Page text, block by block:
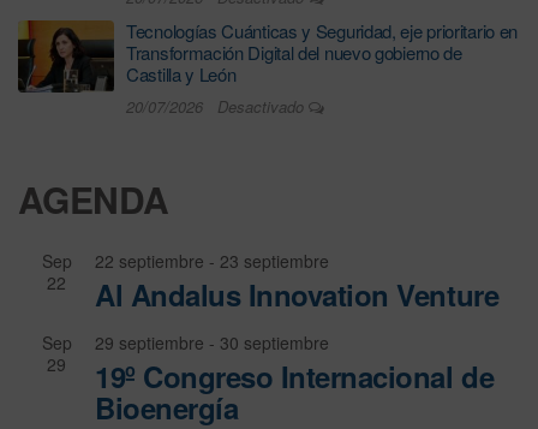
Tecnologías Cuánticas y Seguridad, eje prioritario en
Transformación Digital del nuevo gobierno de
Castilla y León
20/07/2026 Desactivado
AGENDA
Sep
22
22 septiembre - 23 septiembre
Al Andalus Innovation Venture
Sep
29
29 septiembre - 30 septiembre
19º Congreso Internacional de
Bioenergía